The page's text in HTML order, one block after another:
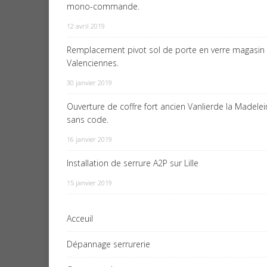
mono-commande.
12 avril 2019
Remplacement pivot sol de porte en verre magasin
Valenciennes.
30 janvier 2019
Ouverture de coffre fort ancien Vanlierde la
sans code.
16 janvier 2019
Installation de serrure A2P sur Lille
15 janvier 2019
Acceuil
Dépannage serrurerie